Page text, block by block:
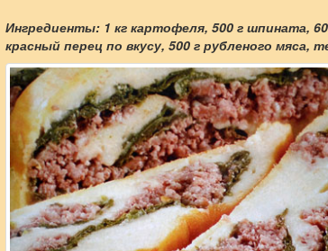
Ингредиенты: 1 кг картофеля, 500 г шпината,
красный перец по вкусу, 500 г рубленого мяса,